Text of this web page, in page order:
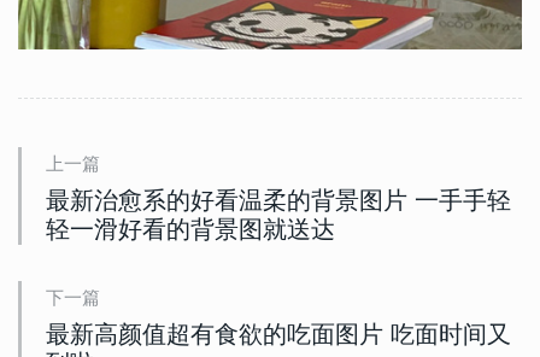
上一篇
最新治愈系的好看温柔的背景图片 一手手轻
轻一滑好看的背景图就送达
下一篇
最新高颜值超有食欲的吃面图片 吃面时间又